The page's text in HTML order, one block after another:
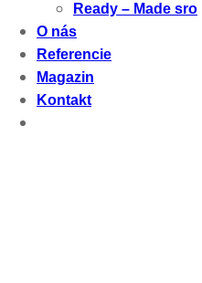
Ready – Made sro
O nás
Referencie
Magazin
Kontakt